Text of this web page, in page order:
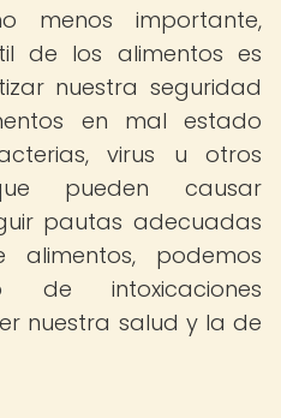
menos importante,
de los alimentos es
nuestra seguridad
en mal estado
virus u otros
pueden causar
pautas adecuadas
alimentos, podemos
intoxicaciones
nuestra salud y la de